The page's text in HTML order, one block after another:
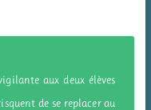
aux deux élèves
de se replacer au